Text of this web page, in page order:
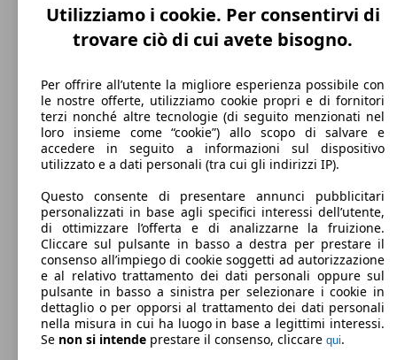
220 km/h
Velocità massima
Diesel
Carburante
109 g/km
Emissioni di CO2 (combinato)*
Utilizziamo i cookie. Per consentirvi di
trovare ciò di cui avete bisogno.
Per offrire all’utente la migliore esperienza possibile con
le nostre offerte, utilizziamo cookie propri e di fornitori
terzi nonché altre tecnologie (di seguito menzionati nel
loro insieme come “cookie”) allo scopo di salvare e
accedere in seguito a informazioni sul dispositivo
utilizzato e a dati personali (tra cui gli indirizzi IP).
Questo consente di presentare annunci pubblicitari
personalizzati in base agli specifici interessi dell’utente,
di ottimizzare l’offerta e di analizzarne la fruizione.
Cliccare sul pulsante in basso a destra per prestare il
consenso all’impiego di cookie soggetti ad autorizzazione
e al relativo trattamento dei dati personali oppure sul
pulsante in basso a sinistra per selezionare i cookie in
dettaglio o per opporsi al trattamento dei dati personali
nella misura in cui ha luogo in base a legittimi interessi.
Se non si intende prestare il consenso, cliccare qui.